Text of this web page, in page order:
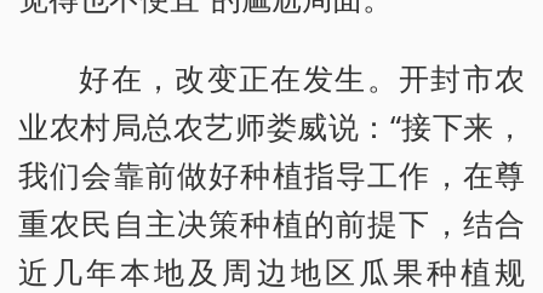
好在，改变正在发生。开封市农
业农村局总农艺师娄威说：“接下来，
我们会靠前做好种植指导工作，在尊
重农民自主决策种植的前提下，结合
近几年本地及周边地区瓜果种植规